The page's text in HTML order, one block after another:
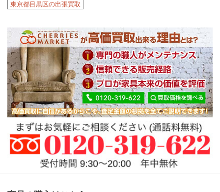
東京都目黒区の出張買取